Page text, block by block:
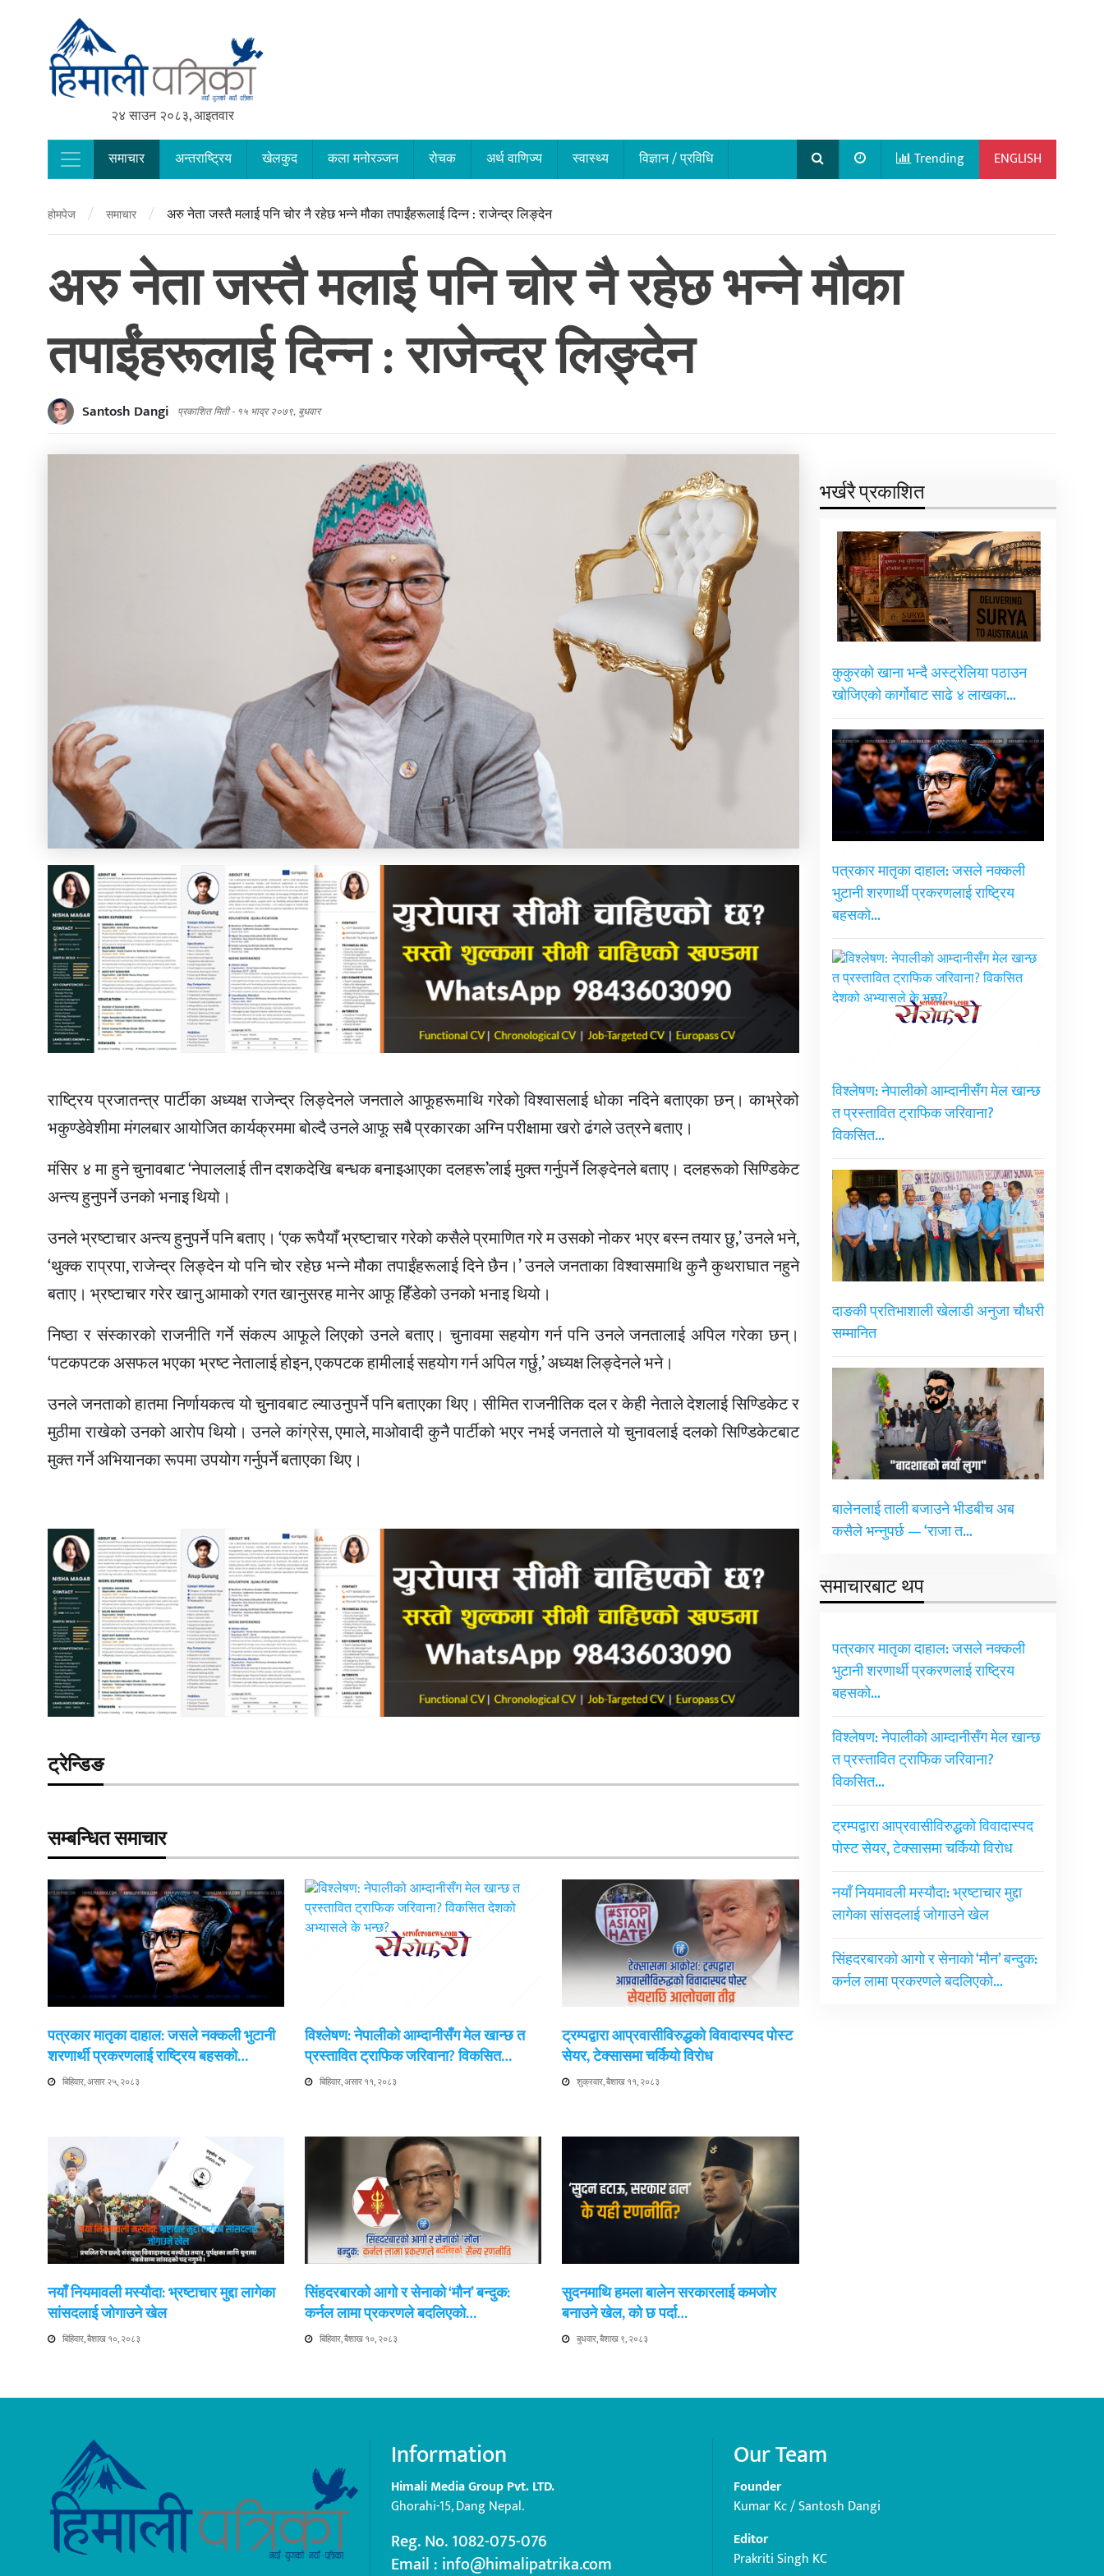
२४ साउन २०८३, आइतवार
Main Navigation
समाचार अन्तराष्ट्रिय खेलकुद कला मनोरञ्जन रोचक अर्थ वाणिज्य स्वास्थ्य विज्ञान / प्रविधि Trending ENGLISH
होमपेज / समाचार / अरु नेता जस्तै मलाई पनि चोर नै रहेछ भन्ने मौका तपाईंहरूलाई दिन्न : राजेन्द्र लिङ्देन
अरु नेता जस्तै मलाई पनि चोर नै रहेछ भन्ने मौका
तपाईंहरूलाई दिन्न : राजेन्द्र लिङ्देन
Santosh Dangi प्रकाशित मिती - १५ भाद्र २०७९, बुधवार
राष्ट्रिय प्रजातन्त्र पार्टीका अध्यक्ष राजेन्द्र लिङ्देनले जनताले आफूहरूमाथि गरेको विश्वासलाई धोका नदिने बताएका छन्। काभ्रेको
भकुण्डेवेशीमा मंगलबार आयोजित कार्यक्रममा बोल्दै उनले आफू सबै प्रकारका अग्नि परीक्षामा खरो ढंगले उत्रने बताए।
मंसिर ४ मा हुने चुनावबाट ‘नेपाललाई तीन दशकदेखि बन्धक बनाइआएका दलहरू’लाई मुक्त गर्नुपर्ने लिङ्देनले बताए। दलहरूको सिण्डिकेट
अन्त्य हुनुपर्ने उनको भनाइ थियो।
उनले भ्रष्टाचार अन्त्य हुनुपर्ने पनि बताए। ‘एक रूपैयाँ भ्रष्टाचार गरेको कसैले प्रमाणित गरे म उसको नोकर भएर बस्न तयार छु,’ उनले भने,
‘थुक्क राप्रपा, राजेन्द्र लिङ्देन यो पनि चोर रहेछ भन्ने मौका तपाईंहरूलाई दिने छैन।’ उनले जनताका विश्वासमाथि कुनै कुथराघात नहुने
बताए। भ्रष्टाचार गरेर खानु आमाको रगत खानुसरह मानेर आफू हिँडेको उनको भनाइ थियो।
निष्ठा र संस्कारको राजनीति गर्ने संकल्प आफूले लिएको उनले बताए। चुनावमा सहयोग गर्न पनि उनले जनतालाई अपिल गरेका छन्।
‘पटकपटक असफल भएका भ्रष्ट नेतालाई होइन, एकपटक हामीलाई सहयोग गर्न अपिल गर्छु,’ अध्यक्ष लिङ्देनले भने।
उनले जनताको हातमा निर्णायकत्व यो चुनावबाट ल्याउनुपर्ने पनि बताएका थिए। सीमित राजनीतिक दल र केही नेताले देशलाई सिण्डिकेट र
मुठीमा राखेको उनको आरोप थियो। उनले कांग्रेस, एमाले, माओवादी कुनै पार्टीको भएर नभई जनताले यो चुनावलाई दलको सिण्डिकेटबाट
मुक्त गर्ने अभियानका रूपमा उपयोग गर्नुपर्ने बताएका थिए।
ट्रेन्डिङ
सम्बन्धित समाचार
पत्रकार मातृका दाहाल: जसले नक्कली भुटानी
शरणार्थी प्रकरणलाई राष्ट्रिय बहसको…
बिहिवार, असार २५, २०८३
विश्लेषण: नेपालीको आम्दानीसँग मेल खान्छ त
प्रस्तावित ट्राफिक जरिवाना? विकसित…
बिहिवार, असार ११, २०८३
ट्रम्पद्वारा आप्रवासीविरुद्धको विवादास्पद पोस्ट
सेयर, टेक्सासमा चर्कियो विरोध
शुक्रवार, बैशाख ११, २०८३
नयाँ नियमावली मस्यौदा: भ्रष्टाचार मुद्दा लागेका
सांसदलाई जोगाउने खेल
बिहिवार, बैशाख १०, २०८३
सिंहदरबारको आगो र सेनाको ‘मौन’ बन्दुक:
कर्नल लामा प्रकरणले बदलिएको…
बिहिवार, बैशाख १०, २०८३
सुदनमाथि हमला बालेन सरकारलाई कमजोर
बनाउने खेल, को छ पर्दा…
बुधवार, बैशाख ९, २०८३
भर्खरै प्रकाशित
कुकुरको खाना भन्दै अस्ट्रेलिया पठाउन
खोजिएको कार्गोबाट साढे ४ लाखका…
पत्रकार मातृका दाहाल: जसले नक्कली
भुटानी शरणार्थी प्रकरणलाई राष्ट्रिय
बहसको…
विश्लेषण: नेपालीको आम्दानीसँग मेल खान्छ
त प्रस्तावित ट्राफिक जरिवाना?
विकसित…
दाङकी प्रतिभाशाली खेलाडी अनुजा चौधरी
सम्मानित
बालेनलाई ताली बजाउने भीडबीच अब
कसैले भन्नुपर्छ — ‘राजा त…
समाचारबाट थप
पत्रकार मातृका दाहाल: जसले नक्कली
भुटानी शरणार्थी प्रकरणलाई राष्ट्रिय
बहसको…
विश्लेषण: नेपालीको आम्दानीसँग मेल खान्छ
त प्रस्तावित ट्राफिक जरिवाना?
विकसित…
ट्रम्पद्वारा आप्रवासीविरुद्धको विवादास्पद
पोस्ट सेयर, टेक्सासमा चर्कियो विरोध
नयाँ नियमावली मस्यौदा: भ्रष्टाचार मुद्दा
लागेका सांसदलाई जोगाउने खेल
सिंहदरबारको आगो र सेनाको ‘मौन’ बन्दुक:
कर्नल लामा प्रकरणले बदलिएको…
Information
Himali Media Group Pvt. LTD.
Ghorahi-15, Dang Nepal.
Reg. No. 1082-075-076
Email : info@himalipatrika.com
Our Team
Founder
Kumar Kc / Santosh Dangi
Editor
Prakriti Singh KC